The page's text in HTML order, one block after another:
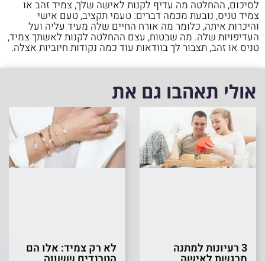
לסיכום, ההחלטה מה עדיף לקנות לאישה שלך, צמיד זהב או
צמיד טניס, נובעת מכמה דברים: טעמי תקציב, טעם אישי
והיכרות איתה, כלומר מה אורח החיים שלה מעיד עליה ועל
העדיפויות שלה. מה שבטוח, עצם ההחלטה לקנות לאשתך צמיד,
טניס או זהב, תצבור לך בוודאות עוד כמה נקודות חיוביות אצלה.
אולי תאהבו גם את
3 רעיונות למתנה לא רק צמיד: אלו הם